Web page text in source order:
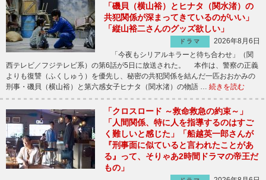
「磯貝（横山裕）とヒナタ（関水渚）の
共犯関係が深まってきているのがいい」
「縦山裕二さんのグッズ欲しい」
ドラマ
2026年8月6日
「今夜もシリアルキラーと待ち合わせ」（関
西テレビ／フジテレビ系）の第6話が5日に放送された。 本作は、警察の正義
よりも復讐（ふくしゅう）を優先し、秘密の共犯関係を結んだ一匹おおかみの
刑事・磯貝（横山裕）と第六感女子ヒナタ（関水渚）の物語 … 続きを読む
「クロスロード ～救命救急の約束～」
「人間関係、特に人を指導するのはすご
く難しいと感じた」「船越英一郎さんが
『刑事面に似ていると言われたことがあ
る』って、そりゃあ2時間ドラマの帝王だ
もの」